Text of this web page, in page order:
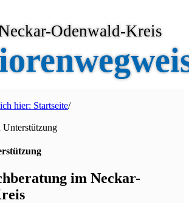
Odenwald-Kreis
hier: Startseite/
Unterstützung
im Neckar-